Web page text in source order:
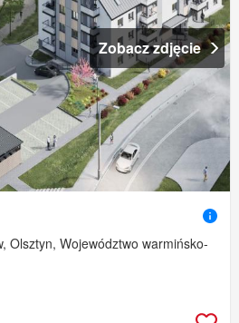
Zobacz zdjęcie
Olsztyn, Województwo warmińsko-